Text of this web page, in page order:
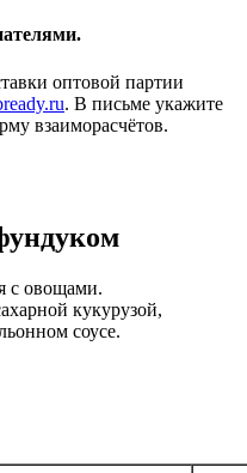
оптовой партии
. В письме укажите
взаиморасчётов.
с овощами.
кукурузой,
соусе.